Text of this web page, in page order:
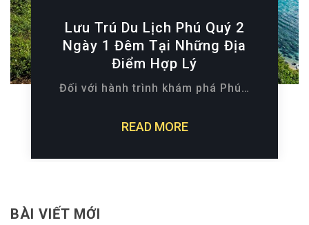
Lưu Trú Du Lịch Phú Quý 2
Ngày 1 Đêm Tại Những Địa
Điểm Hợp Lý
Đối với hành trình khám phá Phú…
READ MORE
BÀI VIẾT MỚI